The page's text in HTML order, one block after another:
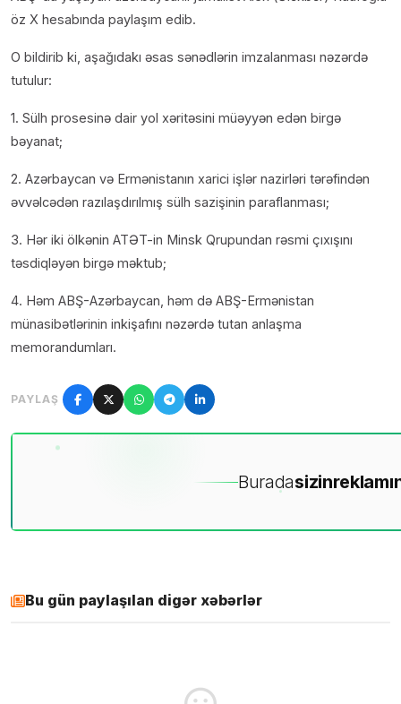
öz X hesabında paylaşım edib.
O bildirib ki, aşağıdakı əsas sənədlərin imzalanması nəzərdə
tutulur:
1. Sülh prosesinə dair yol xəritəsini müəyyən edən birgə
bəyanat;
2. Azərbaycan və Ermənistanın xarici işlər nazirləri tərəfindən
əvvəlcədən razılaşdırılmış sülh sazişinin paraflanması;
3. Hər iki ölkənin ATƏT-in Minsk Qrupundan rəsmi çıxışını
təsdiqləyən birgə məktub;
4. Həm ABŞ-Azərbaycan, həm də ABŞ-Ermənistan
münasibətlərinin inkişafını nəzərdə tutan anlaşma
memorandumları.
PAYLAŞ
Buradasizin
Bu gün paylaşılan digər xəbərlər